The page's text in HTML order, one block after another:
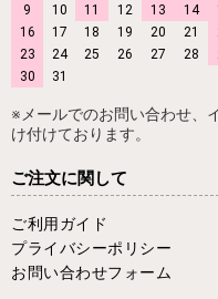
9
10 11 12 13 14
16
17 18 19 20 21
23
24 25 26 27 28
30
31
※メールでのお問い合わせ、
け付けております。
ご注文に関して
ご利用ガイド
プライバシーポリシー
お問い合わせフォーム